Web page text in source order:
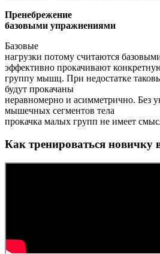
Пренебрежение
базовыми упражнениями
Базовые
нагрузки потому считаются
эффективно прокачивают
группу мышц. При недостатке
будут прокачаны
неравномерно и асимметрично. Без
мышечных сегментов тела
прокачка малых групп не имеет
Как тренироваться новичку